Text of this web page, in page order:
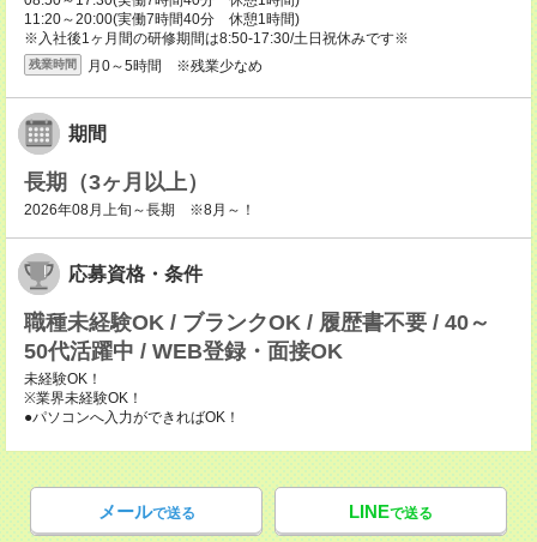
11:20～20:00(実働7時間40分 休憩1時間)
※入社後1ヶ月間の研修期間は8:50-17:30/土日祝休みです※
残業時間 月0～5時間 ※残業少なめ
期間
長期（3ヶ月以上）
2026年08月上旬～長期 ※8月～！
応募資格・条件
職種未経験OK / ブランクOK / 履歴書不要 / 40～
50代活躍中 / WEB登録・面接OK
未経験OK！
※業界未経験OK！
●パソコンへ入力ができればOK！
メールで送る LINEで送る